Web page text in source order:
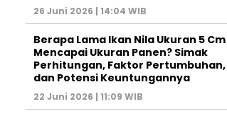
26 Juni 2026 | 14:04 WIB
Berapa Lama Ikan Nila Ukuran 5 Cm
Mencapai Ukuran Panen? Simak
Perhitungan, Faktor Pertumbuhan,
dan Potensi Keuntungannya
22 Juni 2026 | 11:09 WIB